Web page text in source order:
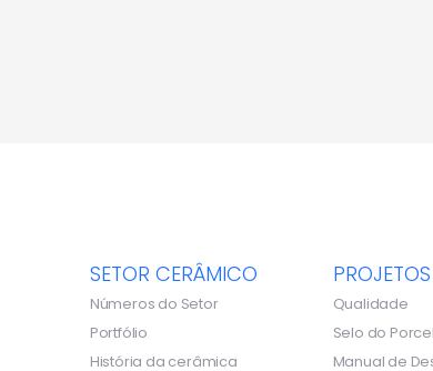
SETOR CERÂMICO
Números do Setor
Portfólio
História da cerâmica
PROJETOS
Qualidade
Selo do
Manual de